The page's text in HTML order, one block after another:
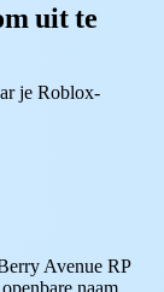
uit te
je Roblox-
Avenue RP
naam.